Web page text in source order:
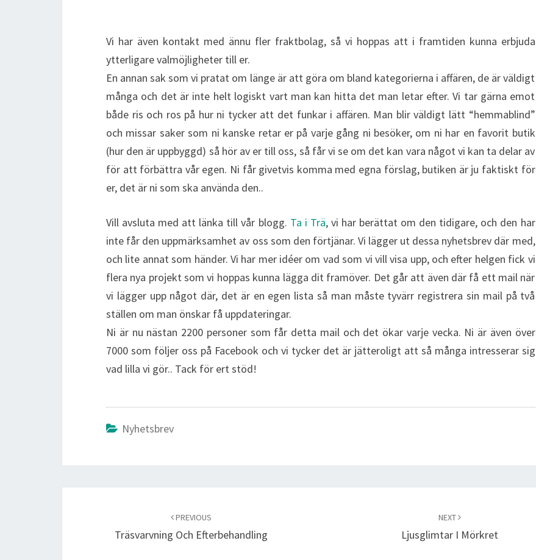
Vi har även kontakt med ännu fler fraktbolag, så vi hoppas att i framtiden kunna erbjuda
ytterligare valmöjligheter till er.
En annan sak som vi pratat om länge är att göra om bland kategorierna i affären, de är väldigt
många och det är inte helt logiskt vart man kan hitta det man letar efter. Vi tar gärna emot
både ris och ros på hur ni tycker att det funkar i affären. Man blir väldigt lätt “hemmablind”
och missar saker som ni kanske retar er på varje gång ni besöker, om ni har en favorit butik
(hur den är uppbyggd) så hör av er till oss, så får vi se om det kan vara något vi kan ta delar av
för att förbättra vår egen. Ni får givetvis komma med egna förslag, butiken är ju faktiskt för
er, det är ni som ska använda den..
Vill avsluta med att länka till vår blogg. Ta i Trä, vi har berättat om den tidigare, och den har
inte får den uppmärksamhet av oss som den förtjänar. Vi lägger ut dessa nyhetsbrev där med,
och lite annat som händer. Vi har mer idéer om vad som vi vill visa upp, och efter helgen fick vi
flera nya projekt som vi hoppas kunna lägga dit framöver. Det går att även där få ett mail när
vi lägger upp något där, det är en egen lista så man måste tyvärr registrera sin mail på två
ställen om man önskar få uppdateringar.
Ni är nu nästan 2200 personer som får detta mail och det ökar varje vecka. Ni är även över
7000 som följer oss på Facebook och vi tycker det är jätteroligt att så många intresserar sig
vad lilla vi gör.. Tack för ert stöd!
Nyhetsbrev
PREVIOUS
Träsvarvning Och Efterbehandling
NEXT
Ljusglimtar I Mörkret